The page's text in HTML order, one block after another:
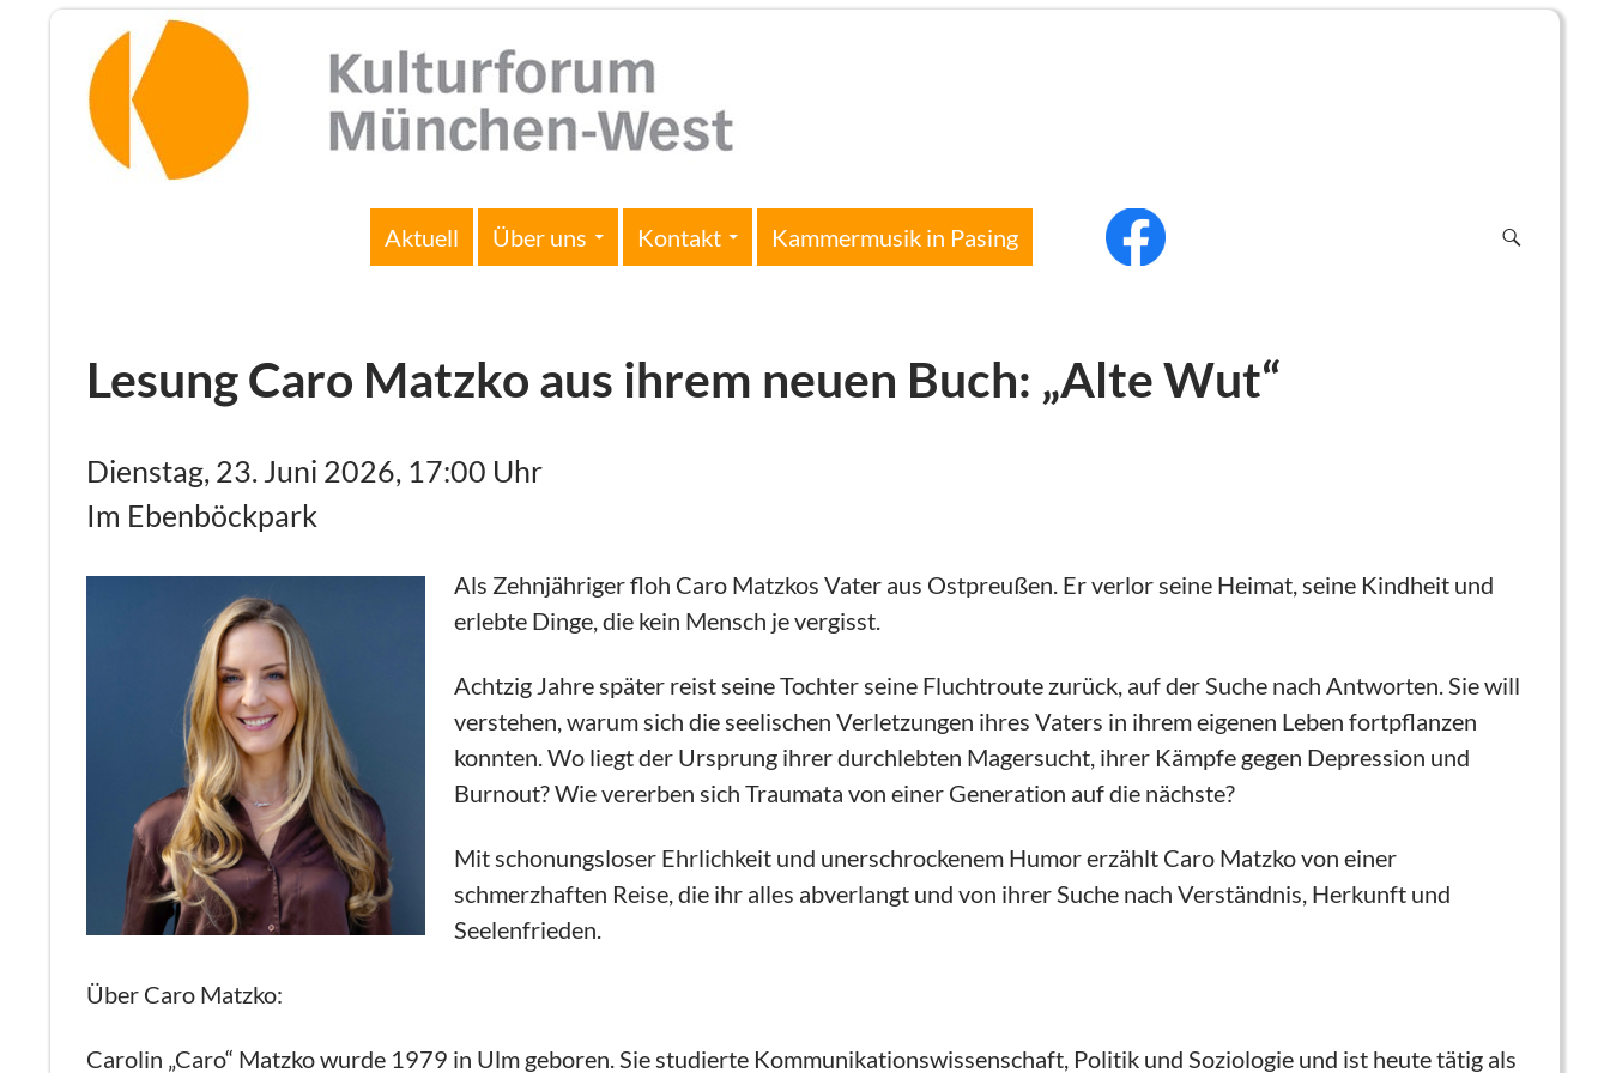
Aktuell Über uns Kontakt Kammermusik in Pasing f
Lesung Caro Matzko aus ihrem neuen Buch: „Alte Wut“
Dienstag, 23. Juni 2026, 17:00 Uhr
Im Ebenböckpark
Als Zehnjähriger floh Caro Matzkos Vater aus Ostpreußen. Er verlor seine Heimat, seine Kindheit und
erlebte Dinge, die kein Mensch je vergisst.
Achtzig Jahre später reist seine Tochter seine Fluchtroute zurück, auf der Suche nach Antworten. Sie will
verstehen, warum sich die seelischen Verletzungen ihres Vaters in ihrem eigenen Leben fortpflanzen
konnten. Wo liegt der Ursprung ihrer durchlebten Magersucht, ihrer Kämpfe gegen Depression und
Burnout? Wie vererben sich Traumata von einer Generation auf die nächste?
Mit schonungsloser Ehrlichkeit und unerschrockenem Humor erzählt Caro Matzko von einer
schmerzhaften Reise, die ihr alles abverlangt und von ihrer Suche nach Verständnis, Herkunft und
Seelenfrieden.
Über Caro Matzko:
Carolin „Caro“ Matzko wurde 1979 in Ulm geboren. Sie studierte Kommunikationswissenschaft, Politik und Soziologie und ist heute tätig als